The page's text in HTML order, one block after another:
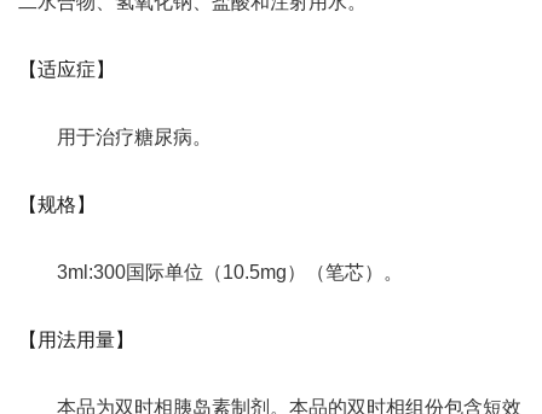
【适应症】
用于治疗糖尿病。
【规格】
3ml:300国际单位（10.5mg）（笔芯）。
【用法用量】
本品为双时相胰岛素制剂。本品的双时相组份包含短效